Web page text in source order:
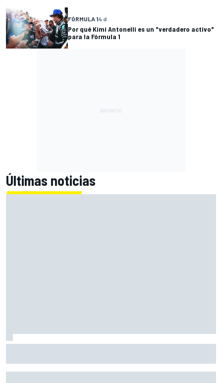
FÓRMULA 14 d
Por qué Kimi Antonelli es un "verdadero activo"
para la Fórmula 1
Últimas noticias